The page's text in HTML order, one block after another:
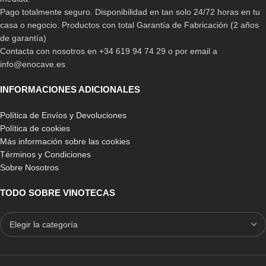
Una de las primeras características de las vinotecas con
refrigeración por compresor, es que
grandes,por lo que en ellas podrás guardar tantas referencias
manera.
Otra cualidad que destaca en estas vinotecas, es quepodrás
elegir el tipo de temperatura que deseas para la
de vino que desees conservar podrás regular la temperatura para
Pago totalmente seguro. Disponibilidad en tan solo 24/72 horas en tu
casa o negocio. Productos con total Garantía de Fabricación (2 años
de garantía)
Contacta con nosotros en +34 619 94 74 29 o por email a
info@enocave.es
INFORMACIONES ADICIONALES
Política de Envíos y Devoluciones
Política de cookies
Más información sobre las cookies
Términos y Condiciones
Sobre Nosotros
TODO SOBRE VINOTECAS